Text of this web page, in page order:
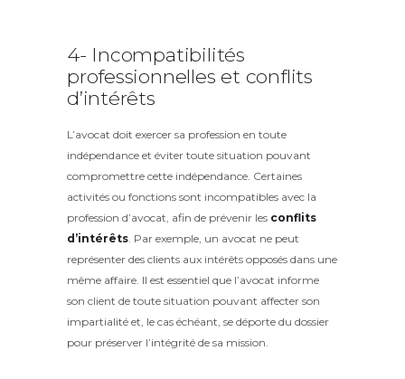
4- Incompatibilités
professionnelles et conflits
d’intérêts
L’avocat doit exercer sa profession en toute
indépendance et éviter toute situation pouvant
compromettre cette indépendance. Certaines
activités ou fonctions sont incompatibles avec la
profession d’avocat, afin de prévenir les conflits
d’intérêts. Par exemple, un avocat ne peut
représenter des clients aux intérêts opposés dans une
même affaire. Il est essentiel que l’avocat informe
son client de toute situation pouvant affecter son
impartialité et, le cas échéant, se déporte du dossier
pour préserver l’intégrité de sa mission.